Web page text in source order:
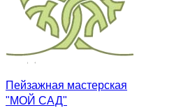
Пейзажная мастерская
"МОЙ САД"